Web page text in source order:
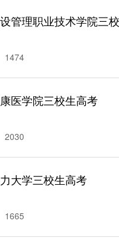
管理职业技术学院三
1474
医学院三校生高考
2030
大学三校生高考
1665